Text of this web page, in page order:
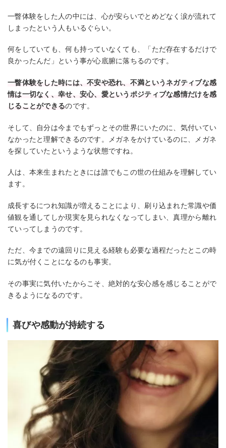
一瞥体験をした人の中には、心が安らいでとめどなく涙が流れて
しまったという人もいるぐらい。
何をしていても、何も持っていなくても、「ただ存在するだけで
良かったんだ」という事が心底腑に落ちるのです。
一瞥体験をした時には、不安や恐れ、不満というネガティブな感
情は一切なく、幸せ、安心、愛というポジティブな感情だけを感
じることができるのです。
そして、自分は今までもずっとその世界にいたのに、気付いてい
なかったと理解できるのです。メガネをかけているのに、メガネ
を探していたというような状態ですね。
人は、本来生まれたときには誰でもこの世の仕組みを理解してい
ます。
成長するにつれ知識が増えることにより、刷り込まれた常識や価
値観を通してしか現実を見られなくなってしまい、真理から離れ
ていってしまうのです。
ただ、今までの遠回りに見える経験も必要な過程だったとこの時
に気が付くことになるのも事実。
その事実に気付いたからこそ、絶対的な安心感を感じることがで
きるようになるのです。
喜びや感動が持続する